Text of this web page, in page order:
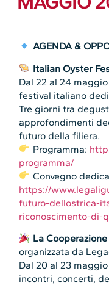
AGENDA &
Italian Oyster
Dal 22 al 24
festival italiano
Tre giorni tra
approfondimenti
futuro della filiera.
Programma:
programma/
Convegno
https://
futuro-dellostrica-
riconoscimento-di-
La
organizzata da
Dal 20 al 23
incontri, concerti,